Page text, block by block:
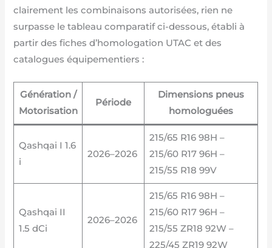
clairement les combinaisons autorisées, rien ne
surpasse le tableau comparatif ci-dessous, établi à
partir des fiches d’homologation UTAC et des
catalogues équipementiers :
Génération /
Motorisation
Période
Dimensions pneus
homologuées
Qashqai I 1.6
i
2026–2026
215/65 R16 98H –
215/60 R17 96H –
215/55 R18 99V
Qashqai II
1.5 dCi
2026–2026
215/65 R16 98H –
215/60 R17 96H –
215/55 ZR18 92W –
225/45 ZR19 92W